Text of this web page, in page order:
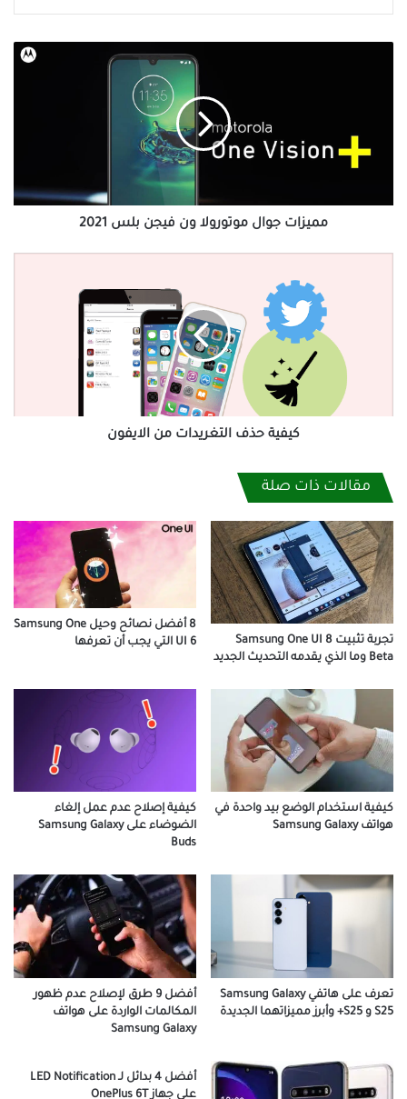
مميزات جوال موتورولا ون فيجن بلس 2021
كيفية حذف التغريدات من الايفون
مقالات ذات صلة
تجربة تثبيت Samsung One UI 8
Beta وما الذي يقدمه التحديث الجديد
8 أفضل نصائح وحيل Samsung One
UI 6 التي يجب أن تعرفها
كيفية استخدام الوضع بيد واحدة في
هواتف Samsung Galaxy
كيفية إصلاح عدم عمل إلغاء
الضوضاء على Samsung Galaxy
Buds
تعرف على هاتفي Samsung Galaxy
S25 و S25+ وأبرز مميزاتهما الجديدة
أفضل 9 طرق لإصلاح عدم ظهور
المكالمات الواردة على هواتف
Samsung Galaxy
أفضل 4 بدائل لـ LED Notification
على جهاز OnePlus 6T